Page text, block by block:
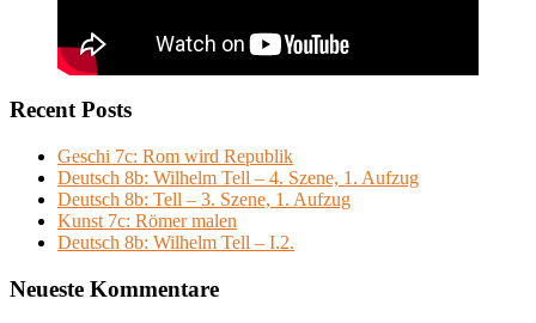
Recent Posts
Geschi 7c: Rom wird Republik
Deutsch 8b: Wilhelm Tell – 4. Szene, 1. Aufzug
Deutsch 8b: Tell – 3. Szene, 1. Aufzug
Kunst 7c: Römer malen
Deutsch 8b: Wilhelm Tell – I.2.
Neueste Kommentare